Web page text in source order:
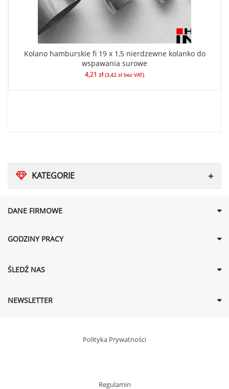
KATEGORIE
Kolano hamburskie fi 19 x 1,5 nierdzewne kolanko do
wspawania surowe
4,21 zł (3,42 zł bez VAT)
DANE FIRMOWE
GODZINY PRACY
ŚLEDŹ NAS
NEWSLETTER
Polityka Prywatności
Regulamin